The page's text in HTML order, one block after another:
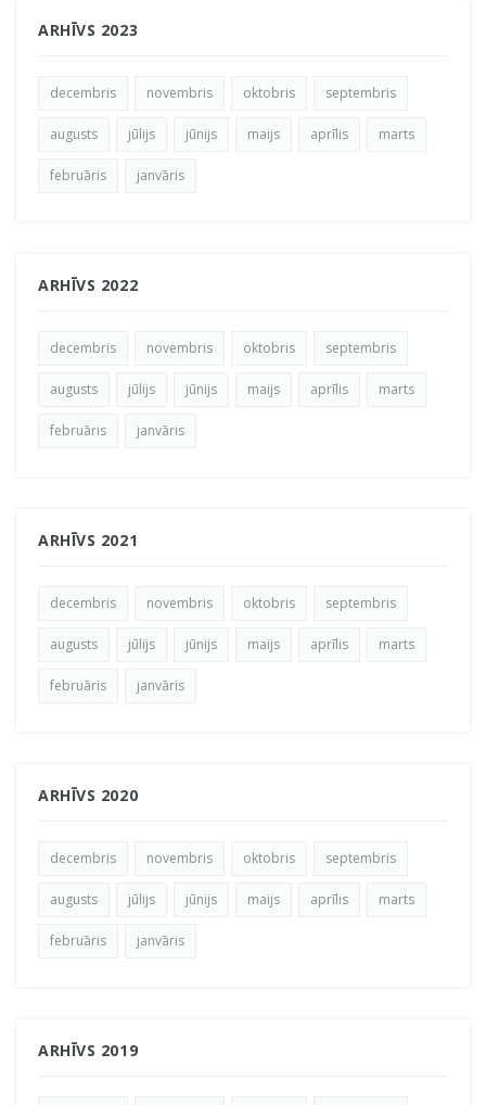
ARHĪVS 2023
decembris novembris oktobris septembris
augusts jūlijs jūnijs maijs aprīlis marts
februāris janvāris
ARHĪVS 2022
decembris novembris oktobris septembris
augusts jūlijs jūnijs maijs aprīlis marts
februāris janvāris
ARHĪVS 2021
decembris novembris oktobris septembris
augusts jūlijs jūnijs maijs aprīlis marts
februāris janvāris
ARHĪVS 2020
decembris novembris oktobris septembris
augusts jūlijs jūnijs maijs aprīlis marts
februāris janvāris
ARHĪVS 2019